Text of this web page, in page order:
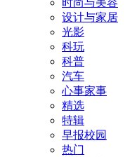
时尚与美容
设计与家居
光影
科玩
科普
汽车
心事家事
精选
特辑
早报校园
热门